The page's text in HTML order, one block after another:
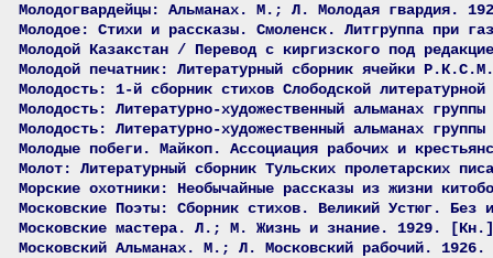
Молодогвардейцы: Альманах. М.; Л. Молодая гвардия.
Молодое: Стихи и рассказы. Смоленск. Литгруппа при
Молодой Казакстан / Перевод с киргизского под
Молодой печатник: Литературный сборник ячейки
Молодость: 1-й сборник стихов Слободской
Молодость: Литературно-художественный альманах
Молодость: Литературно-художественный альманах
Молодые побеги. Майкоп. Ассоциация рабочих и
Молот: Литературный сборник Тульских пролетарских
Морские охотники: Необычайные рассказы из жизни
Московские Поэты: Сборник стихов. Великий Устюг. Без
Московские мастера. Л.; М. Жизнь и знание. 1929.
Московский Альманах. М.; Л. Московский рабочий.